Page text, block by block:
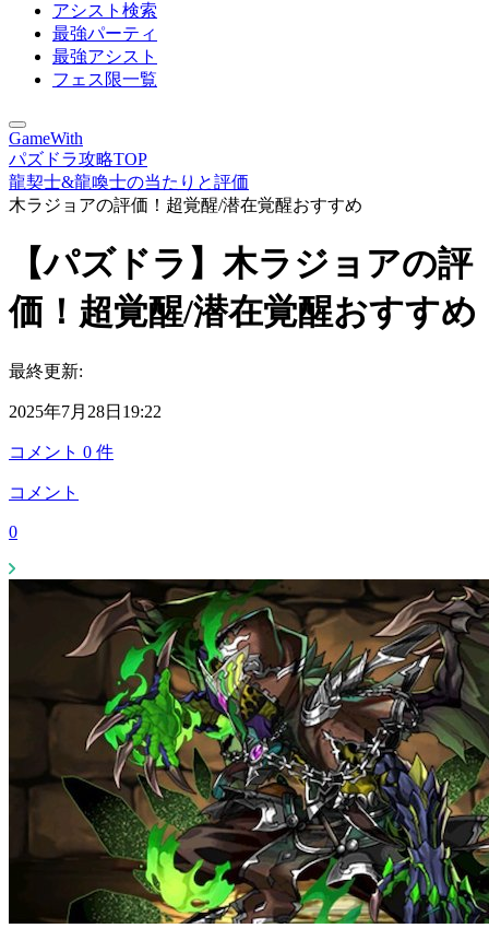
アシスト検索
最強パーティ
最強アシスト
フェス限一覧
GameWith
パズドラ攻略TOP
龍契士&龍喚士の当たりと評価
木ラジョアの評価！超覚醒/潜在覚醒おすすめ
【パズドラ】木ラジョアの評
価！超覚醒/潜在覚醒おすすめ
最終更新:
2025年7月28日19:22
コメント 0 件
コメント
0